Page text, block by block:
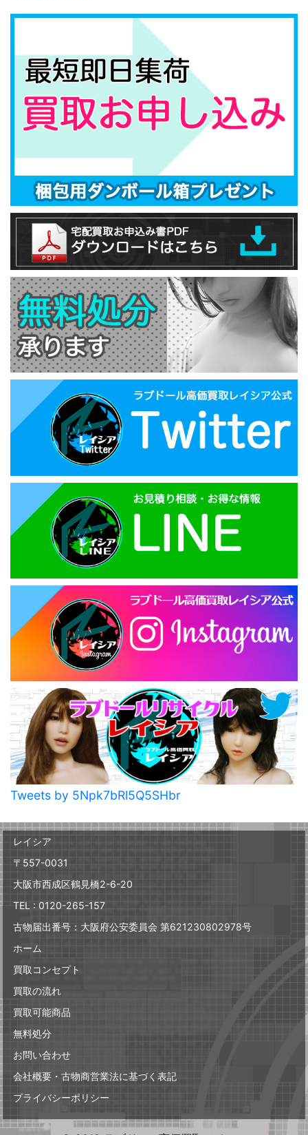
Tweets by 5Npk7bRl5Q5SHbr
レイシア
〒557-0031
大阪市西成区鶴見橋2-6-20
TEL : 0120-265-157
古物届出番号：大阪府公安委員会 第621230802978号
ホーム
買取コンセプト
買取の流れ
買取可能商品
無料処分
お問い合わせ
会社概要・古物商営業法に基づく表記
プライバシーポリシー